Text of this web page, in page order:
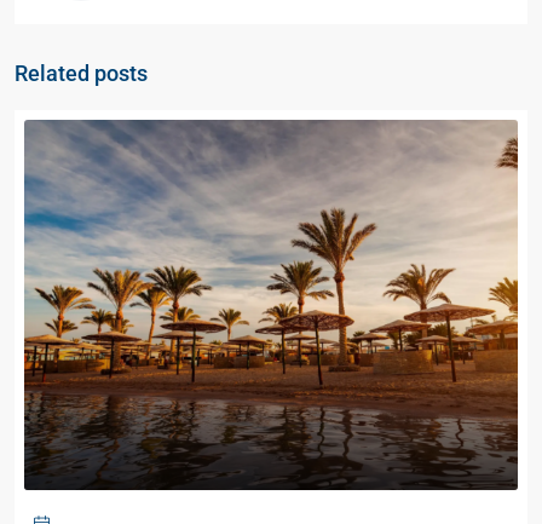
Related posts